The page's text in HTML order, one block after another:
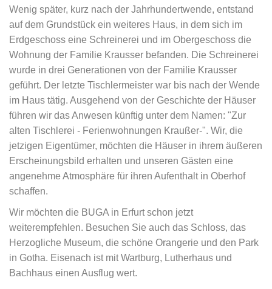
Wenig später, kurz nach der Jahrhundertwende, entstand
auf dem Grundstück ein weiteres Haus, in dem sich im
Erdgeschoss eine Schreinerei und im Obergeschoss die
Wohnung der Familie Krausser befanden. Die Schreinerei
wurde in drei Generationen von der Familie Krausser
geführt. Der letzte Tischlermeister war bis nach der Wende
im Haus tätig. Ausgehend von der Geschichte der Häuser
führen wir das Anwesen künftig unter dem Namen: "Zur
alten Tischlerei - Ferienwohnungen Kraußer-". Wir, die
jetzigen Eigentümer, möchten die Häuser in ihrem äußeren
Erscheinungsbild erhalten und unseren Gästen eine
angenehme Atmosphäre für ihren Aufenthalt in Oberhof
schaffen.
Wir möchten die BUGA in Erfurt schon jetzt
weiterempfehlen. Besuchen Sie auch das Schloss, das
Herzogliche Museum, die schöne Orangerie und den Park
in Gotha. Eisenach ist mit Wartburg, Lutherhaus und
Bachhaus einen Ausflug wert.